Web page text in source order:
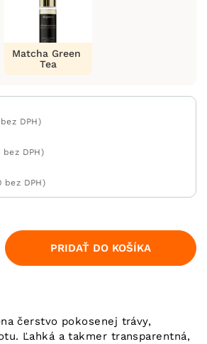
Matcha Green
Tea
DPH)
bez DPH)
bez DPH)
PRIDAŤ DO KOŠÍKA
čerstvo pokosenej trávy,
Ľahká a takmer transparentná,